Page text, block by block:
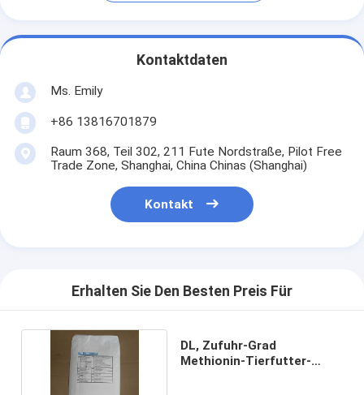
Kontaktdaten
Ms. Emily
+86 13816701879
Raum 368, Teil 302, 211 Fute Nordstraße, Pilot Free
Trade Zone, Shanghai, China Chinas (Shanghai)
Kontakt
Erhalten Sie Den Besten Preis Für
DL, Zufuhr-Grad
Methionin-Tierfutter-